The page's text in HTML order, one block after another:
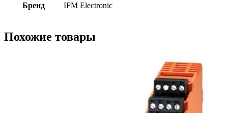
Бренд IFM Electronic
Похожие товары